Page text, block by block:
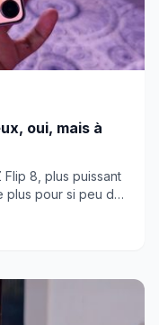
oui, mais à
8, plus puissant
plus pour si peu de